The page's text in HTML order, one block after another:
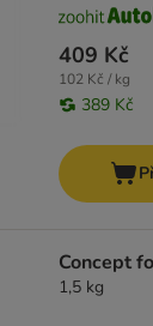
409 Kč
102 Kč / kg
389 Kč
Concept
1,5 kg